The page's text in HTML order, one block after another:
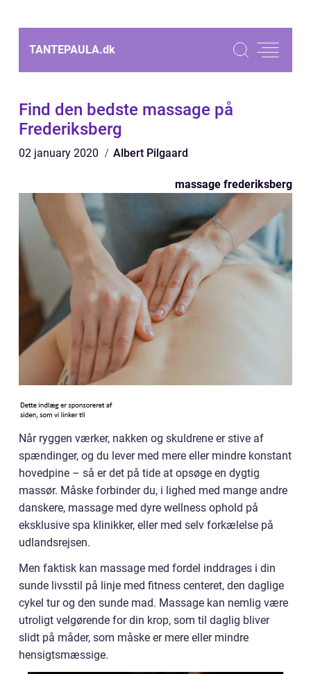
TANTEPAULA.dk
Find den bedste massage på
Frederiksberg
02 january 2020 Albert Pilgaard
massage frederiksberg
Når ryggen værker, nakken og skuldrene er stive af
spændinger, og du lever med mere eller mindre konstant
hovedpine – så er det på tide at opsøge en dygtig
massør. Måske forbinder du, i lighed med mange andre
danskere, massage med dyre wellness ophold på
eksklusive spa klinikker, eller med selv forkælelse på
udlandsrejsen.
Men faktisk kan massage med fordel inddrages i din
sunde livsstil på linje med fitness centeret, den daglige
cykel tur og den sunde mad. Massage kan nemlig være
utroligt velgørende for din krop, som til daglig bliver
slidt på måder, som måske er mere eller mindre
hensigtsmæssige.